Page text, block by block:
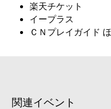
楽天チケット
イープラス
ＣＮプレイガイド
関連イベント